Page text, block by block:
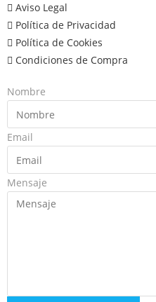
Aviso Legal
Política de Privacidad
Política de Cookies
Condiciones de Compra
Nombre
Email
Mensaje